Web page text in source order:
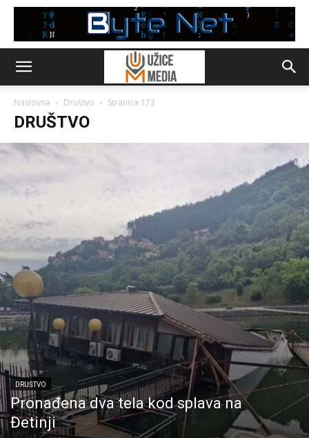
Naslovna Društvo Stranica 173
DRUŠTVO
DRUŠTVO
Pronađena dva tela kod splava na
Đetinji